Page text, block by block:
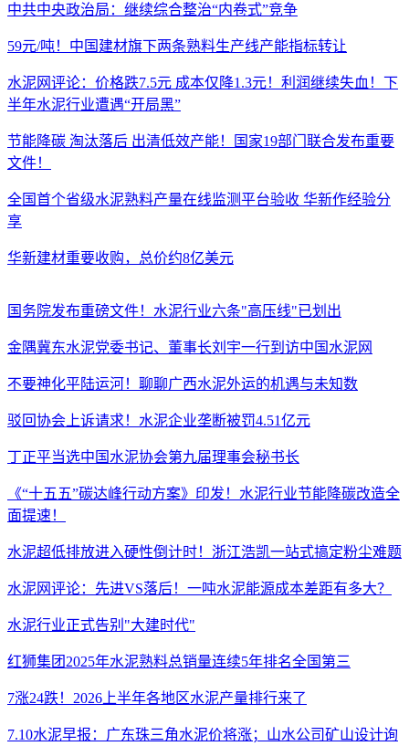
中共中央政治局：继续综合整治“内卷式”竞争
59元/吨！中国建材旗下两条熟料生产线产能指标转让
水泥网评论：价格跌7.5元 成本仅降1.3元！利润继续失血！下
半年水泥行业遭遇“开局黑”
节能降碳 淘汰落后 出清低效产能！国家19部门联合发布重要
文件！
全国首个省级水泥熟料产量在线监测平台验收 华新作经验分
享
华新建材重要收购，总价约8亿美元
国务院发布重磅文件！水泥行业六条"高压线"已划出
金隅冀东水泥党委书记、董事长刘宇一行到访中国水泥网
不要神化平陆运河！聊聊广西水泥外运的机遇与未知数
驳回协会上诉请求！水泥企业垄断被罚4.51亿元
丁正平当选中国水泥协会第九届理事会秘书长
《“十五五”碳达峰行动方案》印发！水泥行业节能降碳改造全
面提速！
水泥超低排放进入硬性倒计时！浙江浩凯一站式搞定粉尘难题
水泥网评论：先进VS落后！一吨水泥能源成本差距有多大？
水泥行业正式告别"大建时代"
红狮集团2025年水泥熟料总销量连续5年排名全国第三
7涨24跌！2026上半年各地区水泥产量排行来了
7.10水泥早报：广东珠三角水泥价将涨；山水公司矿山设计询